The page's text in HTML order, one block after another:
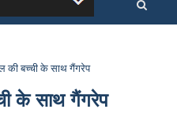
की बच्ची के साथ गैंगरेप
के साथ गैंगरेप